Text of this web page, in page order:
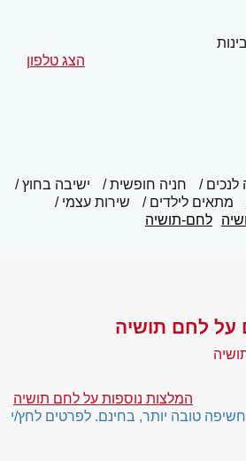
הצג טלפון
לנכים חניה חופשית
ישיבה בחוץ
מתאים לילדים
שירות עצמי
לחם-תושיה
על לחם תושיה
המלצות נוספות על לחם תושיה
טובה יותר, בחינם. לפרטים לחץ/י